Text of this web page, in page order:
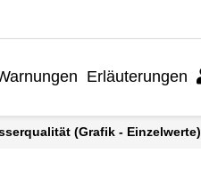
Erläuterungen
(Grafik - Einzelwerte)